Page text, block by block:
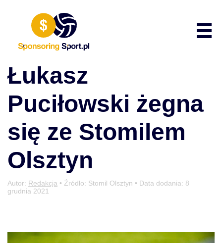
Łukasz
Puciłowski żegna
się ze Stomilem
Olsztyn
Autor: Redakcja • Źródło: Stomil Olsztyn • Data dodania: 8
grudnia 2021